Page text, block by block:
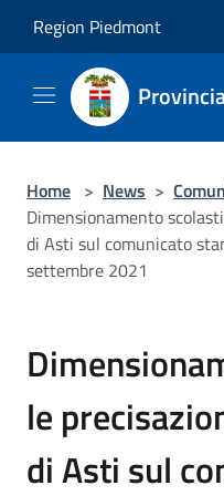
Region Piedmont
Home > News >
Dimensionamento
di Asti sul comunicato
settembre 2021
le
di Asti sul